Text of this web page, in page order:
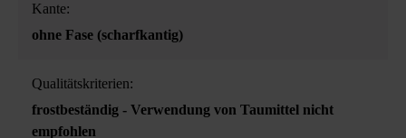
Kante:
ohne Fase (scharfkantig)
Qualitätskriterien:
frostbeständig - Verwendung von Taumittel nicht
empfohlen